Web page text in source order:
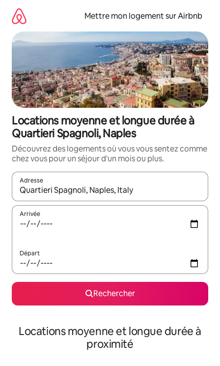
directement
contenu
Mettre mon logement sur Airbnb
Locations moyenne et longue durée à
Quartieri Spagnoli, Naples
Découvrez des logements où vous vous sentez comme
chez vous pour un séjour d'un mois ou plus.
Adresse
Lorsque les résultats s'affichent, utilisez les flèches vers le
Arrivée
Départ
Rechercher
Locations moyenne et longue durée à
proximité